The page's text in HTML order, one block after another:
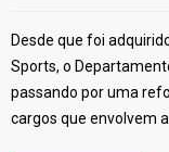
Desde que foi
Sports, o
passando por uma
cargos que envolvem